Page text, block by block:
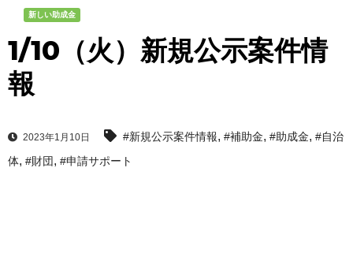
新しい助成金
1/10（火）新規公示案件情
報
2023年1月10日 #新規公示案件情報, #補助金, #助成金, #自治
体, #財団, #申請サポート